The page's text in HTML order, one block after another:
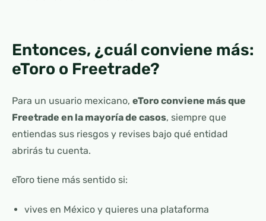
Entonces, ¿cuál conviene más:
eToro o Freetrade?
Para un usuario mexicano, eToro conviene más que
Freetrade en la mayoría de casos, siempre que
entiendas sus riesgos y revises bajo qué entidad
abrirás tu cuenta.
eToro tiene más sentido si:
vives en México y quieres una plataforma